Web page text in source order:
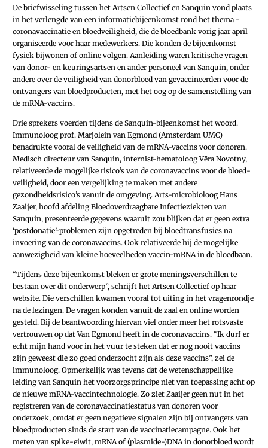
De briefwisseling tussen het Artsen Collectief en Sanquin vond plaats
in het verlengde van een informatiebijeenkomst rond het thema ­
coronavaccinatie en bloedveiligheid, die de bloedbank vorig jaar april
organiseerde voor haar medewerkers. Die konden de bijeenkomst
fysiek bijwonen of online volgen. Aanleiding waren kritische vragen
van donor- en keuringsartsen en ander personeel van Sanquin, onder
andere over de veiligheid van donorbloed van gevaccineerden voor de
ontvangers van bloedproducten, met het oog op de samenstelling van
de mRNA-vaccins.
Drie sprekers voerden tijdens de Sanquin-bijeenkomst het woord.
Immunoloog prof. Marjolein van Egmond (Amsterdam UMC)
benadrukte vooral de veiligheid van de mRNA-vaccins voor donoren.
Medisch directeur van Sanquin, internist-­hematoloog Vĕra Novotny,
relativeerde de mogelijke risico’s van de coronavaccins voor de bloed­
veiligheid, door een vergelijking te maken met andere
gezondheidsrisico’s vanuit de omgeving. Arts-­microbioloog Hans
Zaaijer, hoofd afdeling Bloedoverdraagbare Infectieziekten van
Sanquin, presenteerde gegevens waaruit zou blijken dat er geen extra
‘postdonatie’-problemen zijn opgetreden bij bloedtransfusies na
invoering van de coronavaccins. Ook relativeerde hij de mogelijke
aanwezigheid van kleine hoeveelheden vaccin-mRNA in de bloedbaan.
“Tijdens deze bijeenkomst bleken er grote meningsverschillen te
bestaan over dit onderwerp”, schrijft het Artsen Collectief op haar
website. Die verschillen kwamen vooral tot uiting in het vragenrondje
na de lezingen. De vragen konden vanuit de zaal en online worden
gesteld. Bij de beantwoording hiervan viel onder meer het rotsvaste
vertrouwen op dat Van Egmond heeft in de coronavaccins. “Ik durf er
echt mijn hand voor in het vuur te steken dat er nog nooit vaccins
zijn geweest die zo goed onderzocht zijn als deze vaccins”, zei de
immunoloog. Opmerkelijk was tevens dat de wetenschappelijke
leiding van Sanquin het voorzorgsprincipe niet van toepassing acht op
de nieuwe mRNA-vaccintechnologie. Zo ziet Zaaijer geen nut in het
registreren van de coronavaccinatiestatus van donoren voor
onderzoek, omdat er geen negatieve signalen zijn bij ontvangers van
bloedproducten sinds de start van de vaccinatiecampagne. Ook het
meten van spike-eiwit, mRNA of (plasmide-)DNA in donorbloed wordt